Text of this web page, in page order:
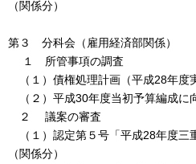
（関係分）
第３ 分科会（雇用経済部関係）
１ 所管事項の調査
（１）債権処理計画（平成28年度
（２）平成30年度当初予算編成に
２ 議案の審査
（１）認定第５号「平成28年度三
（関係分）